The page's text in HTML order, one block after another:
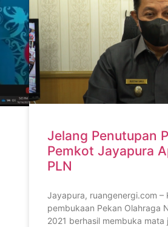
Jelang Penutupan
Pemkot Jayapura
PLN
Jayapura, ruangenergi.com –
pembukaan Pekan Olahraga
2021 berhasil membuka